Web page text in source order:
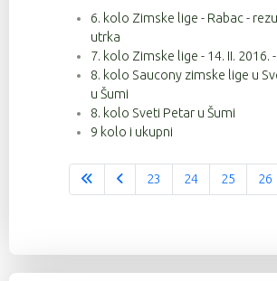
6. kolo Zimske lige - Rabac -
utrka
7. kolo Zimske lige - 14. II. 2016.
8. kolo Saucony zimske lige u
u Šumi
8. kolo Sveti Petar u Šumi
9 kolo i ukupni
23 24 25 26